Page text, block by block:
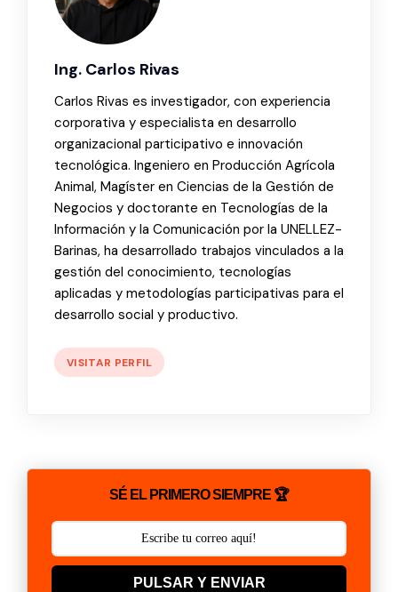
Ing. Carlos Rivas
Carlos Rivas es investigador, con experiencia
corporativa y especialista en desarrollo
organizacional participativo e innovación
tecnológica. Ingeniero en Producción Agrícola
Animal, Magíster en Ciencias de la Gestión de
Negocios y doctorante en Tecnologías de la
Información y la Comunicación por la UNELLEZ-
Barinas, ha desarrollado trabajos vinculados a la
gestión del conocimiento, tecnologías
aplicadas y metodologías participativas para el
desarrollo social y productivo.
VISITAR PERFIL
SÉ EL PRIMERO SIEMPRE 🏆
PULSAR Y ENVIAR